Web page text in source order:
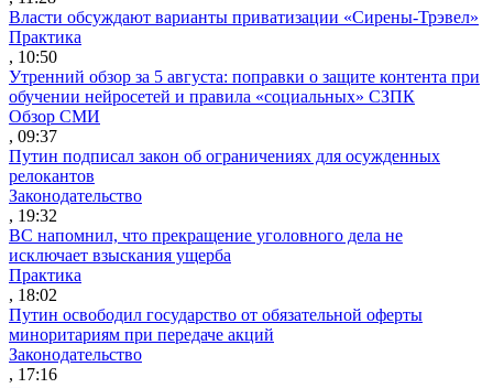
Власти обсуждают варианты приватизации «Сирены-Трэвел»
Практика
, 10:50
Утренний обзор за 5 августа: поправки о защите контента при
обучении нейросетей и правила «социальных» СЗПК
Обзор СМИ
, 09:37
Путин подписал закон об ограничениях для осужденных
релокантов
Законодательство
, 19:32
ВС напомнил, что прекращение уголовного дела не
исключает взыскания ущерба
Практика
, 18:02
Путин освободил государство от обязательной оферты
миноритариям при передаче акций
Законодательство
, 17:16